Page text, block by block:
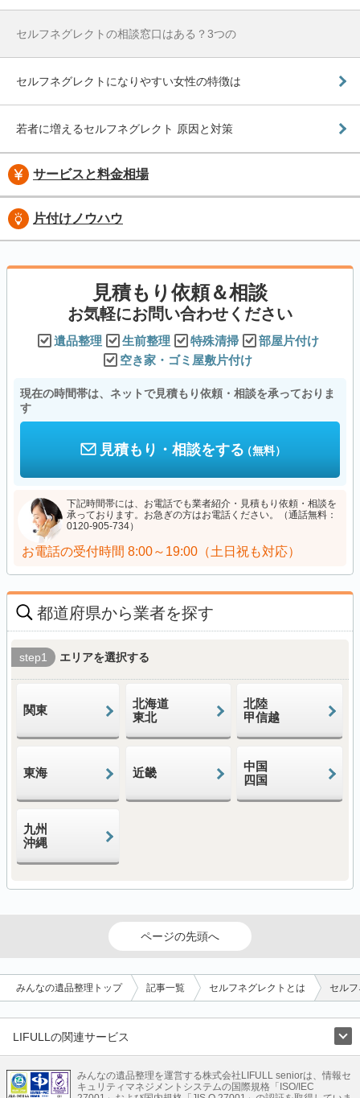
セルフネグレクトの相談窓口はある？3つの
セルフネグレクトになりやすい女性の特徴は
若者に増えるセルフネグレクト 原因と対策
サービスと料金相場
片付けノウハウ
見積もり依頼＆相談
お気軽にお問い合わせください
遺品整理 生前整理 特殊清掃
部屋片付け
空き家・ゴミ屋敷片付け
現在の時間帯は、ネットで見積もり依頼・相談を承っておりま
す
見積もり・相談をする（無料）
下記時間帯には、お電話でも業者紹介・見積もり依頼・相談を
承っております。お急ぎの方はお電話ください。（通話無料：
0120-905-734）
お電話の受付時間 8:00～19:00（土日祝も対応）
都道府県から業者を探す
step1 エリアを選択する
関東
北海道
東北
北陸
甲信越
東海 近畿
中国
四国
九州
沖縄
ページの先頭へ
みんなの遺品整理トップ 記事一覧 セルフネグレクトとは セル
LIFULLの関連サービス
不動産・住宅
引越し 老人ホーム 地方創生
ママの就労支援
不動産クラウドファンディング 遺品整理 老後の暮らし情報
みんなの遺品整理を運営する株式会社LIFULL seniorは、情報セ
キュリティマネジメントシステムの国際規格「ISO/IEC